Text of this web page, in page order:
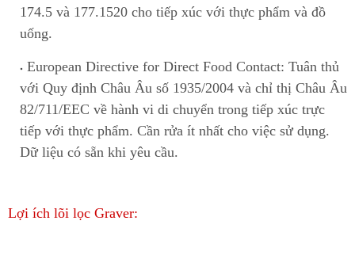
174.5 và 177.1520 cho tiếp xúc với thực phẩm và đồ
uống.
European Directive for Direct Food Contact: Tuân thủ
với Quy định Châu Âu số 1935/2004 và chỉ thị Châu Âu
82/711/EEC về hành vi di chuyển trong tiếp xúc trực
tiếp với thực phẩm. Cần rửa ít nhất cho việc sử dụng.
Dữ liệu có sẵn khi yêu cầu.
Lợi ích lõi lọc Graver: